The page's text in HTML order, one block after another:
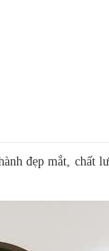
đẹp mắt, chất